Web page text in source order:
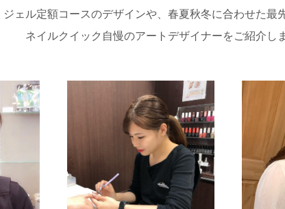
ジェル定額コースのデザインや、春夏秋冬に合わせた最
ネイルクイック自慢のアートデザイナーをご紹介し